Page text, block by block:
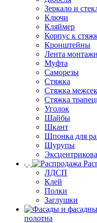
Зеркало и
Ключи
Кляймер
Корпус к
Кронштейны
Лента
Муфта
Саморезы
Стяжка
Стяжка
Стяжка
Уголок
Шайбы
Шкант
Шпонка для
Шурупы
ЛДСП
Клей
Полки
Заглушки
полотна